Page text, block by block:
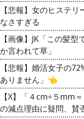
【悲報】女のヒステ
なさすぎる
【画像】JK「この髪
か言われて草」
【悲報】婚活女子の
ありません」👈
【X】「４cm÷５mm
の減点理由に疑問、賛